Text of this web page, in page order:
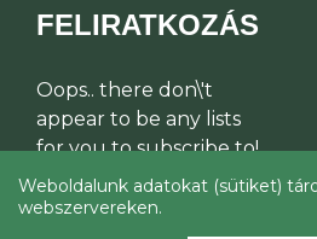
FELIRATKOZÁS
Oops.. there don\'t
appear to be any lists
for you to subscribe to!
© Építési
Weboldalunk adatokat (sütiket)
webszervereken.